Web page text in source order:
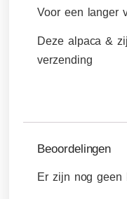
Voor een langer
Deze alpaca &
verzending
Beoordelingen
Er zijn nog geen